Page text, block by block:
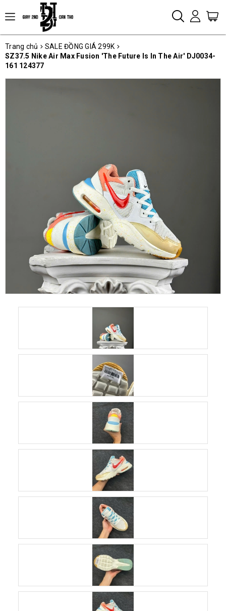
Trang chủ
SALE ĐỒNG GIÁ 299K
SZ37.5 Nike Air Max Fusion 'The Future Is In The Air' DJ0034-
161 124377